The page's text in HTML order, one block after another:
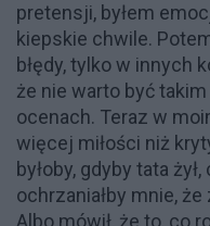
pretensji, byłem
kiepskie chwile.
błędy, tylko w innych
że nie warto być
ocenach. Teraz w
więcej miłości niż
byłoby, gdyby tata
ochrzaniałby mnie,
Albo mówił, że to, co